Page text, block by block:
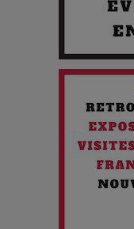
Quand l'Opéra
Paradoxe qui Chante
Chien 51 - Quand
Maïra Kerey, la
ans de carrière à la
Les dessous de la